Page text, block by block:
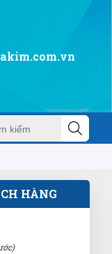
HÀNG
chóng